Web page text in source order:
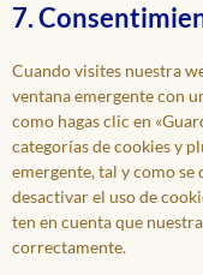
7.
Cuando visites nuestra
ventana emergente con
como hagas clic en
categorías de cookies y
emergente, tal y como se
desactivar el uso de
ten en cuenta que
correctamente.